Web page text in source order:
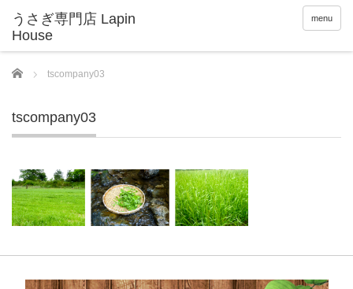
menu
Home tscompany03
tscompany03